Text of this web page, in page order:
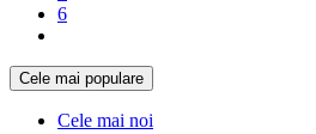
6
Cele mai populare
Cele mai noi